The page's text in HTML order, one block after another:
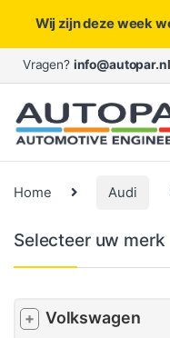
Wij zijn deze week
Skip to navigation
Skip to content
Vragen? info@autopar.nl
Home Audi
Selecteer uw merk
+ Volkswagen